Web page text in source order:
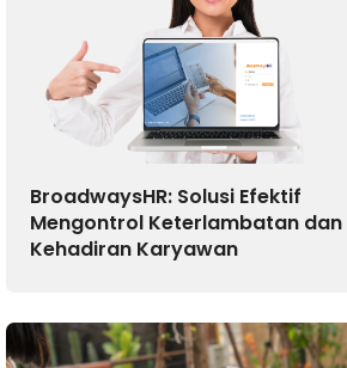
BroadwaysHR: Solusi Efektif
Mengontrol Keterlambatan dan
Kehadiran Karyawan